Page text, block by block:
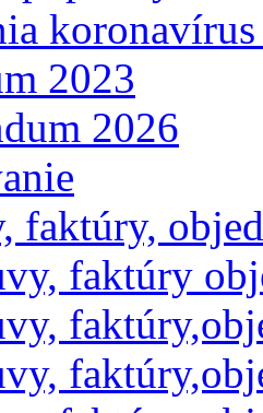
2023
2026
faktúry,
faktúry